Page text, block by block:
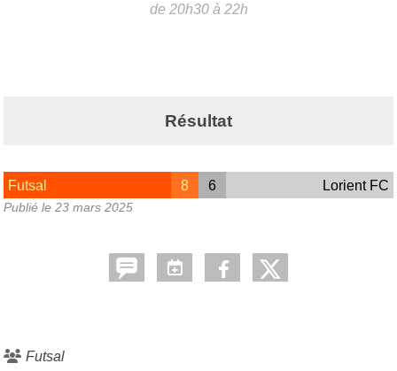
de 20h30 à 22h
Résultat
Futsal 8 6 Lorient FC
Publié le 23 mars 2025
Futsal